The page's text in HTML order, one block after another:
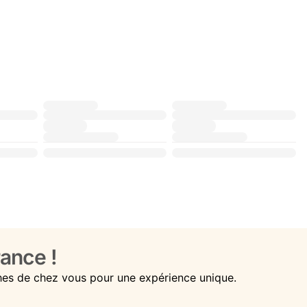
!
de chez vous pour une expérience unique.